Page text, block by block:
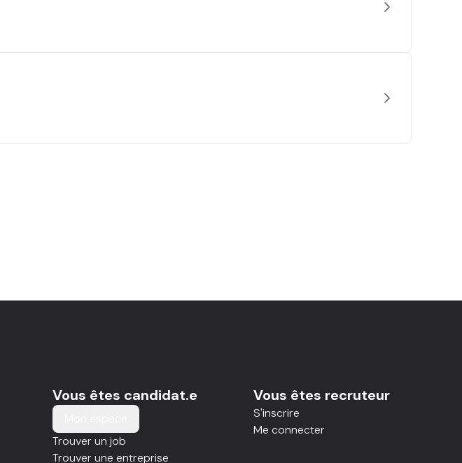
Vous êtes candidat.e
Trouver un job
Trouver une entreprise
Vous êtes recruteur
S'inscrire
Me connecter